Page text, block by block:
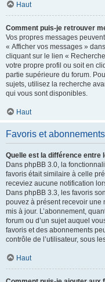
Haut
Comment puis-je retrouver
Vos propres messages
« Afficher vos messages »
cliquant sur le lien «
votre propre profil ou soit en
partie supérieure du forum.
sujets, utilisez la recherche
qui vous sont disponibles.
Haut
Favoris et abonnements
Quelle est la différence entre
Dans phpBB 3.0, la
favoris était similaire à celle
receviez aucune notification
Dans phpBB 3.3, les favoris
pouvez à présent recevoir une
mis à jour. L’abonnement,
forum ou d’un sujet auquel
favoris et des abonnements
contrôle de l’utilisateur, sous
Haut